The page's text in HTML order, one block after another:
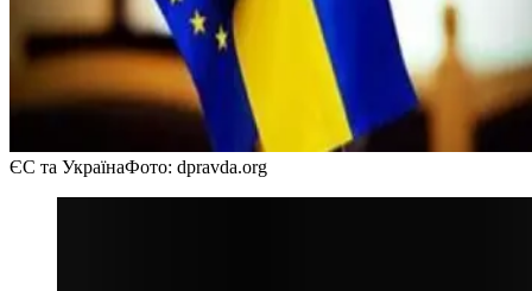
ЄС та УкраїнаФото: dpravda.org